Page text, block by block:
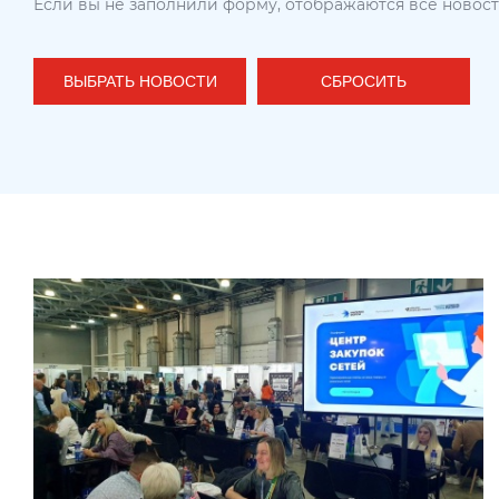
Если вы не заполнили форму, отображаются все
ВЫБРАТЬ НОВОСТИ СБРОСИТЬ